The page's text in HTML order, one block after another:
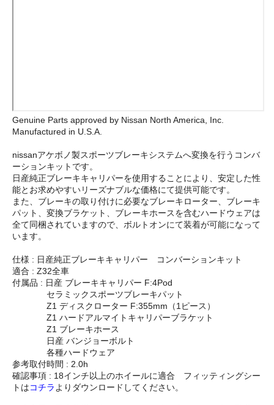
Genuine Parts approved by Nissan North America, Inc.
Manufactured in U.S.A.
nissanアケボノ製スポーツブレーキシステムへ変換を行うコンバ
ーションキットです。
日産純正ブレーキキャリパーを使用することにより、安定した性
能とお求めやすいリーズナブルな価格にて提供可能です。
また、ブレーキの取り付けに必要なブレーキローター、ブレーキ
パット、変換ブラケット、ブレーキホースを含むハードウェアは
全て同梱されていますので、ボルトオンにて装着が可能になって
います。
仕様 : 日産純正ブレーキキャリパー コンバーションキット
適合 : Z32全車
付属品 : 日産 ブレーキキャリパー F:4Pod
セラミックスポーツブレーキパット
Z1 ディスクローター F:355mm（1ピース）
Z1 ハードアルマイトキャリパーブラケット
Z1 ブレーキホース
日産 バンジョーボルト
各種ハードウェア
参考取付時間 : 2.0h
確認事項 : 18インチ以上のホイールに適合 フィッティングシー
トはコチラ よりダウンロードしてください。